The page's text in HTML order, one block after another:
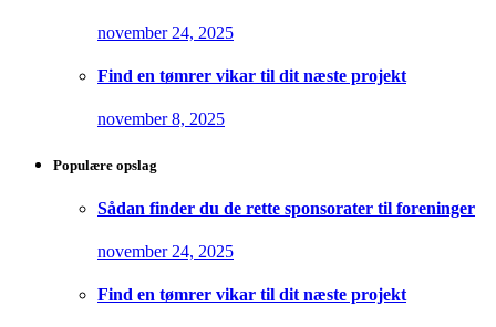
november 24, 2025
Find en tømrer vikar til dit næste projekt
november 8, 2025
Populære opslag
Sådan finder du de rette sponsorater til foreninger
november 24, 2025
Find en tømrer vikar til dit næste projekt